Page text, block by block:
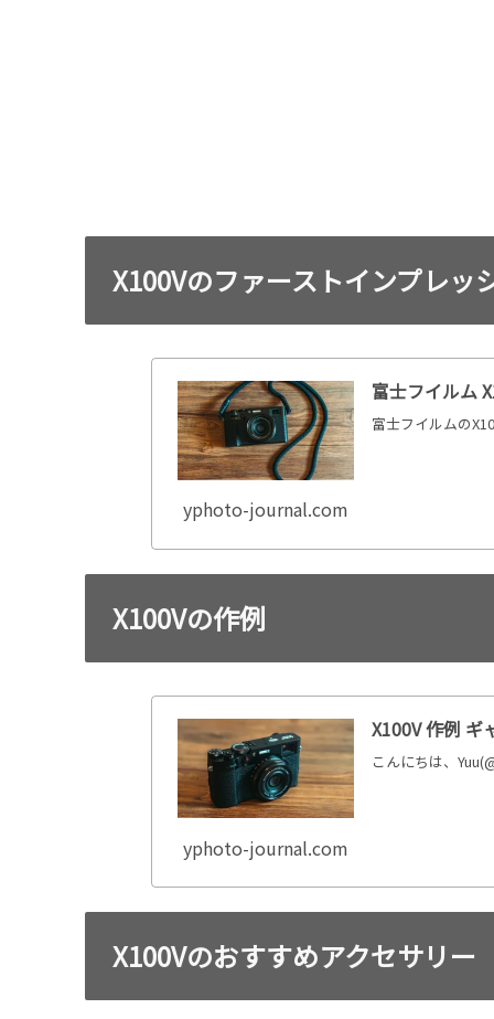
X100Vのファーストインプレッ
富士フイルム
富士フイルムの
yphoto-journal.com
X100Vの作例
X100V 作例 ギ
こんにちは、
yphoto-journal.com
X100Vのおすすめアクセサリー